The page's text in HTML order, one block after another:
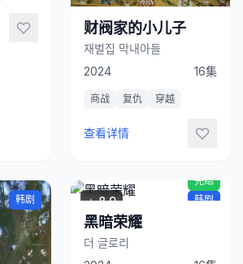
财阀家的小儿子
재벌집 막내아들
2024
16集
商战 复仇 穿越
查看详情
韩剧
即
⭐ 8.9 韩剧
完结
黑暗荣耀
더 글로리